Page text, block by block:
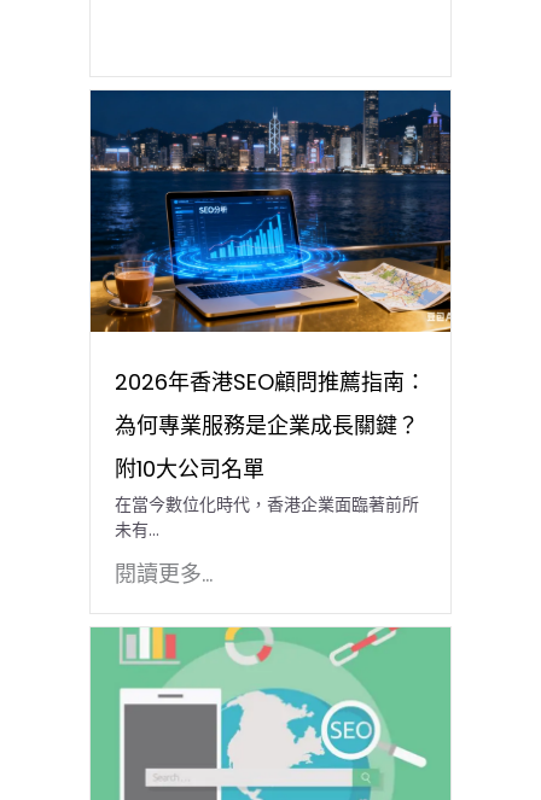
2026年香港SEO顧問推薦指南：
為何專業服務是企業成長關鍵？
附10大公司名單
在當今數位化時代，香港企業面臨著前所
未有…
閱讀更多...